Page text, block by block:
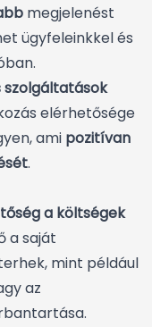
megjelenést
ügyfeleinkkel és
elérhetősége
ami pozitívan
.
a költségek
a saját
mint például
az